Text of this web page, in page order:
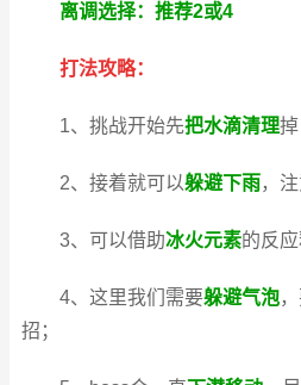
离调选择：推荐2或4
打法攻略：
1、挑战开始先把水滴清理掉
2、接着就可以躲避下雨，注
3、可以借助冰火元素的反应
4、这里我们需要躲避气泡
招；